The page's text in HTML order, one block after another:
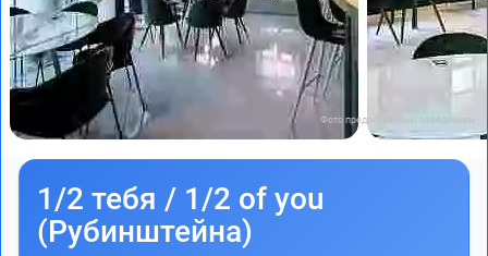
Фото предоставлены заведением
1/2 тебя / 1/2 of you
(Рубинштейна)